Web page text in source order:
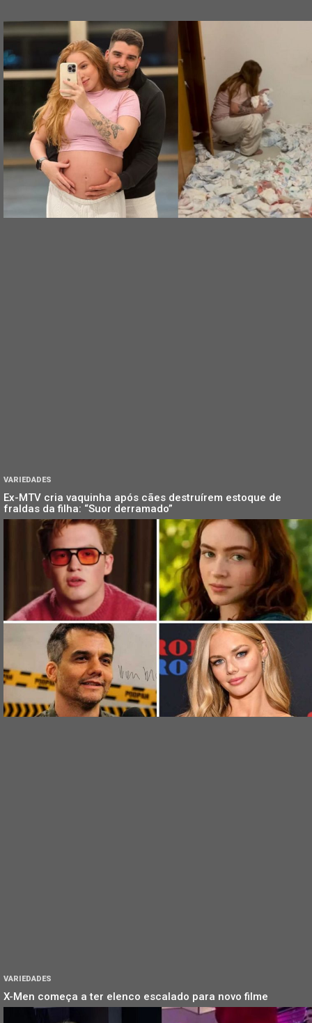
VARIEDADES
Ex-MTV cria vaquinha após cães destruírem estoque de
fraldas da filha: “Suor derramado”
VARIEDADES
X-Men começa a ter elenco escalado para novo filme